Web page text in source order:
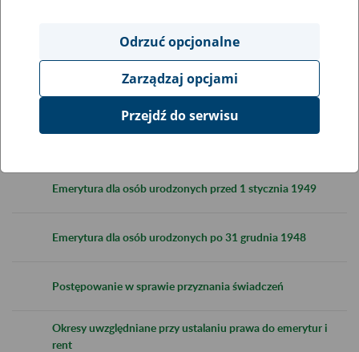
Obsługa świadczeń
Sporządzane dokumenty
Emerytura dla osób urodzonych przed 1 stycznia 1949
Emerytura dla osób urodzonych po 31 grudnia 1948
Postępowanie w sprawie przyznania świadczeń
Okresy uwzględniane przy ustalaniu prawa do emerytur i
rent
Odrzuć opcjonalne
Zarządzaj opcjami
Przejdź do serwisu